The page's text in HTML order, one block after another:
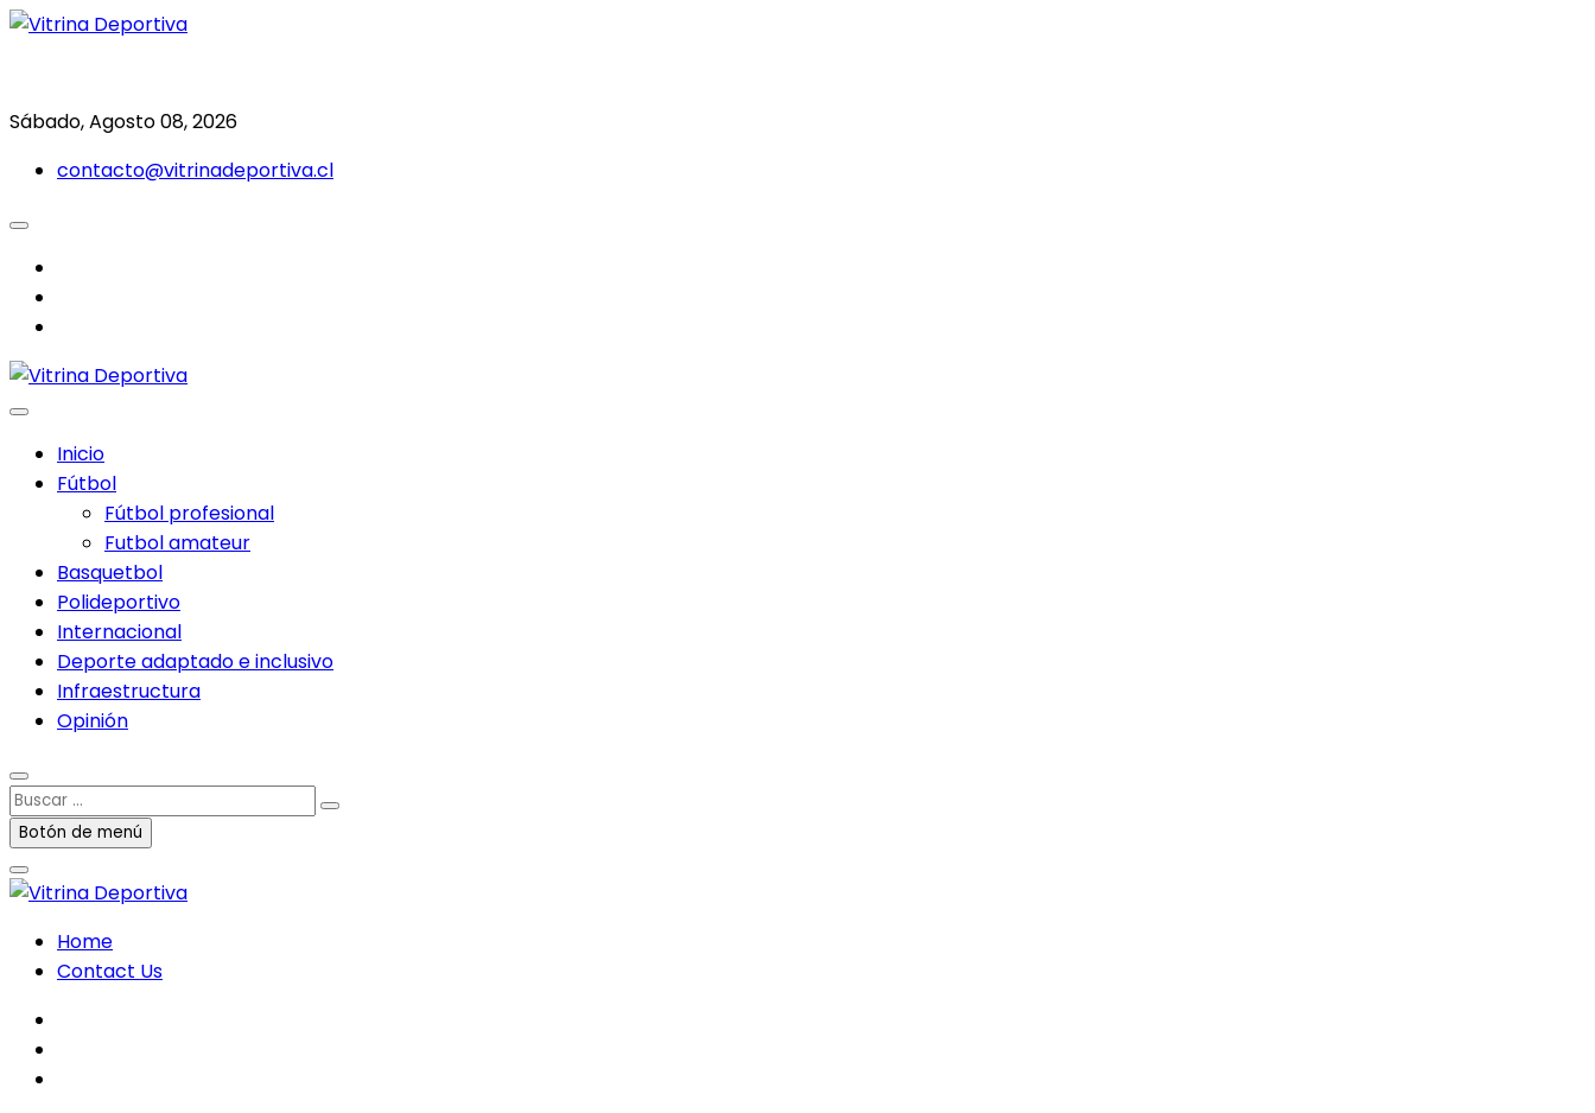
Saltar
Sábado, Agosto 08, 2026
contacto@vitrinadeportiva.cl
Inicio
Fútbol
Fútbol profesional
Futbol amateur
Basquetbol
Polideportivo
Internacional
Deporte adaptado e inclusivo
Infraestructura
Opinión
Buscar
…Botón de menú
Home
Contact Us